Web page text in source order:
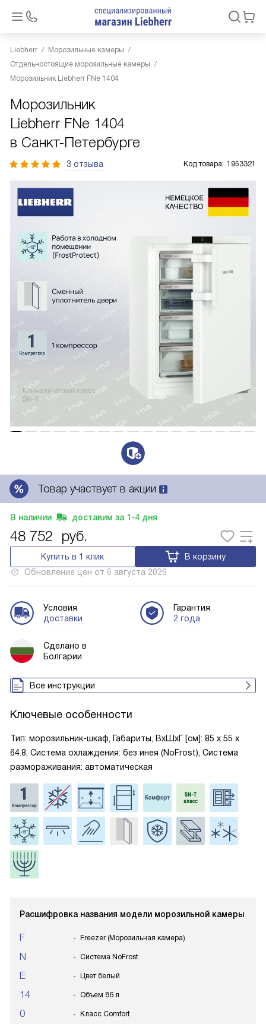
Liebherr
Морозильные камеры
Отдельностоящие морозильные камеры
Морозильник Liebherr FNe 1404
Морозильник
Liebherr FNe 1404
в Санкт-Петербурге
3 отзыва Код товара: 1953321
Товар участвует в акции
В наличии доставим за 1-4 дня
48 752 руб.
Купить в 1 клик
В корзину
Обновление цен от 6 августа 2026
Условия
доставки
Гарантия
2 года
Сделано в
Болгарии
Все инструкции
Ключевые особенности
Тип: морозильник-шкаф, Габариты, ВxШxГ [см]: 85 х 55 х
64.8, Система охлаждения: без инея (NoFrost), Система
размораживания: автоматическая
Расшифровка названия модели морозильной камеры
F Freezer (Морозильная камера)
N Система NoFrost
E Цвет белый
14 Объем 86 л
0 Класс Comfort